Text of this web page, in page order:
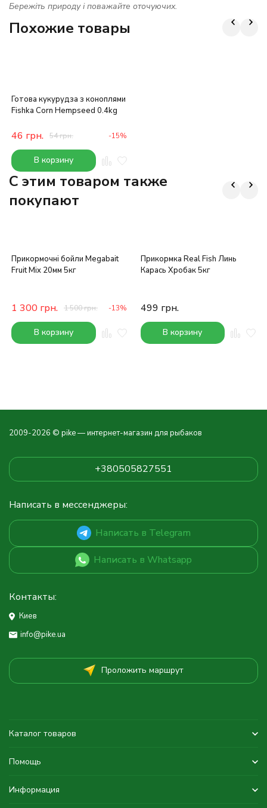
Бережіть природу і поважайте оточуючих.
Похожие товары
Готова кукурудза з коноплями
Fishka Corn Hempseed 0.4kg
46 грн. 54грн. -15%
В корзину
C этим товаром также
покупают
Прикормочні бойли Megabait
Fruit Mix 20мм 5кг
1 300 грн. 1 500грн. -13%
В корзину
Прикормка Real Fish Линь
Карась Хробак 5кг
499 грн.
В корзину
2009-2026 © pike — интернет-магазин для рыбаков
+380505827551
Написать в мессенджеры:
Написать в Telegram
Написать в Whatsapp
Контакты:
Киев
info@pike.ua
Проложить маршрут
Каталог товаров
Помощь
Информация